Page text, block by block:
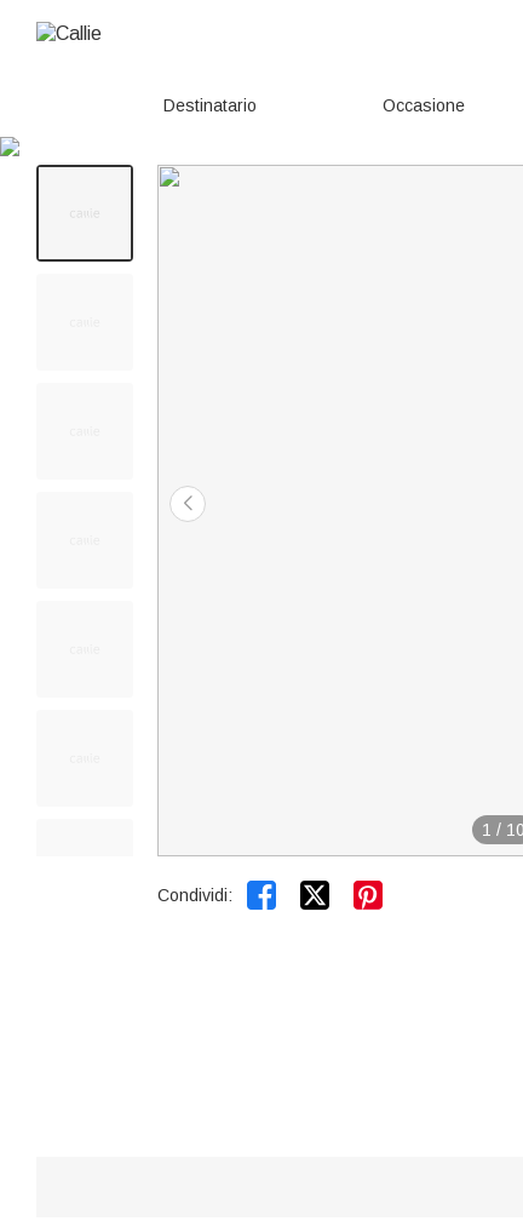
Destinatario Occasione
1 / 10
Condividi:  